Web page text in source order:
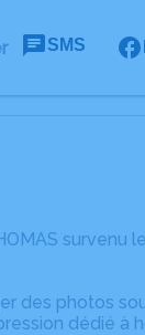
SMS
survenu
des photos
dédié à